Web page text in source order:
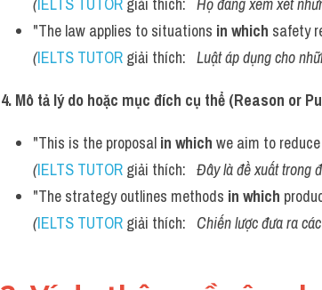
"The law applies to situations in which safety
(IELTS TUTOR giải thích: Luật áp dụng cho
4. Mô tả lý do hoặc mục đích cụ thể (Reason or
"This is the proposal in which we aim to
(IELTS TUTOR giải thích: Đây là đề xuất trong
"The strategy outlines methods in which
(IELTS TUTOR giải thích: Chiến lược đưa ra